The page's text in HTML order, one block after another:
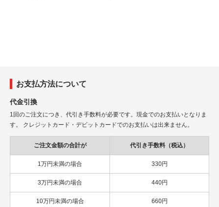
お支払方法について
代金引換
1回のご注文につき、代引き手数料が必要です。現金でのお支払いとなりま
す。 クレジットカード・デビットカードでのお支払いは出来ません。
ご注文金額の合計が 代引き手数料（税込）
1万円未満の場合 330円
3万円未満の場合 440円
10万円未満の場合 660円